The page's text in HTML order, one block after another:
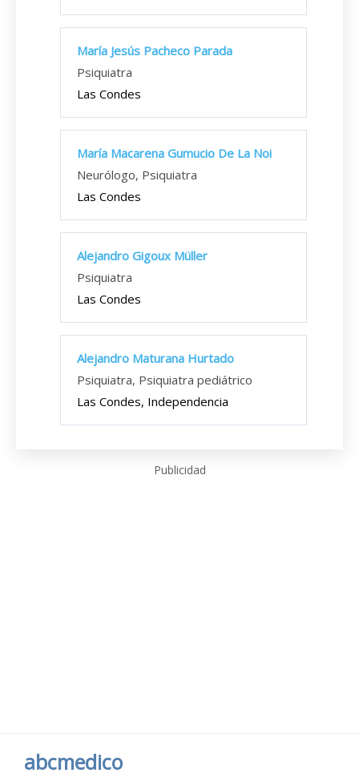
María Jesús Pacheco Parada
Psiquiatra
Las Condes
María Macarena Gumucio De La Noi
Neurólogo, Psiquiatra
Las Condes
Alejandro Gigoux Müller
Psiquiatra
Las Condes
Alejandro Maturana Hurtado
Psiquiatra, Psiquiatra pediátrico
Las Condes, Independencia
Publicidad
abcmedico